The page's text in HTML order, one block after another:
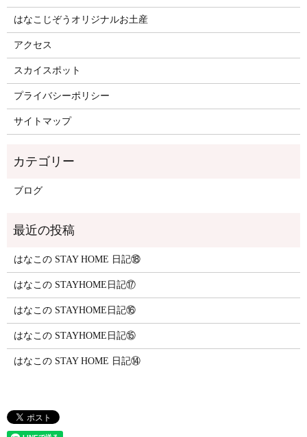
はなこじぞうオリジナルお土産
アクセス
スカイスポット
プライバシーポリシー
サイトマップ
ブログ
はなこの STAY HOME 日記⑱
はなこの STAYHOME日記⑰
はなこの STAYHOME日記⑯
はなこの STAYHOME日記⑮
はなこの STAY HOME 日記⑭